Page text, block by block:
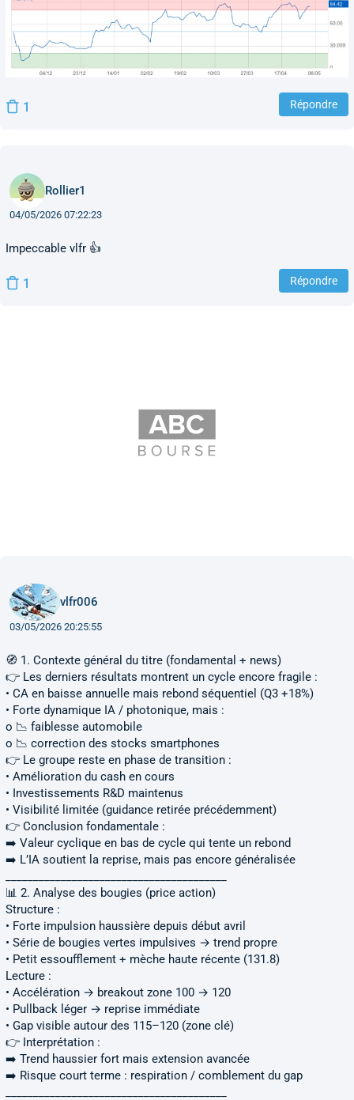
1 Répondre
Rollier1
04/05/2026 07:22:23
Impeccable vlfr 👍
1 Répondre
vlfr006
03/05/2026 20:25:55
🧭 1. Contexte général du titre (fondamental + news)
👉 Les derniers résultats montrent un cycle encore fragile :
• CA en baisse annuelle mais rebond séquentiel (Q3 +18%)
• Forte dynamique IA / photonique, mais :
o 📉 faiblesse automobile
o 📉 correction des stocks smartphones
👉 Le groupe reste en phase de transition :
• Amélioration du cash en cours
• Investissements R&D maintenus
• Visibilité limitée (guidance retirée précédemment)
👉 Conclusion fondamentale :
➡️ Valeur cyclique en bas de cycle qui tente un rebond
➡️ L’IA soutient la reprise, mais pas encore généralisée
📊 2. Analyse des bougies (price action)
Structure :
• Forte impulsion haussière depuis début avril
• Série de bougies vertes impulsives → trend propre
• Petit essoufflement + mèche haute récente (131.8)
Lecture :
• Accélération → breakout zone 100 → 120
• Pullback léger → reprise immédiate
• Gap visible autour des 115–120 (zone clé)
👉 Interprétation :
➡️ Trend haussier fort mais extension avancée
➡️ Risque court terme : respiration / comblement du gap